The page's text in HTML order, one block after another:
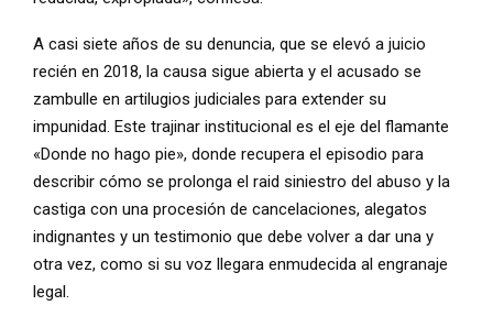
A casi siete años de su denuncia, que se elevó a juicio
recién en 2018, la causa sigue abierta y el acusado se
zambulle en artilugios judiciales para extender su
impunidad. Este trajinar institucional es el eje del flamante
«Donde no hago pie», donde recupera el episodio para
describir cómo se prolonga el raid siniestro del abuso y la
castiga con una procesión de cancelaciones, alegatos
indignantes y un testimonio que debe volver a dar una y
otra vez, como si su voz llegara enmudecida al engranaje
legal.